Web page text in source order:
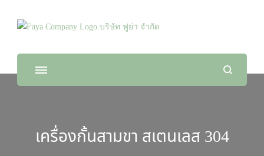
จัดจำหน่ายสินค้า และติดตั้งระบบรักษาความปลอดภัย
เครื่องกั้นสามขา สเตนเลส 304